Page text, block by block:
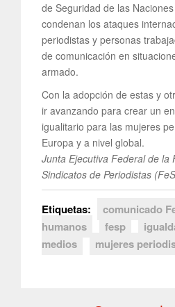
de Seguridad de las
condenan los ataques
periodistas y personas
de comunicación en
armado.
Con la adopción de estas y
ir avanzando para crear un
igualitario para las mujeres
Europa y a nivel global.
Junta Ejecutiva Federal de la
Sindicatos de Periodistas
Etiquetas: comunicado
humanos
fesp
medios
mujeres